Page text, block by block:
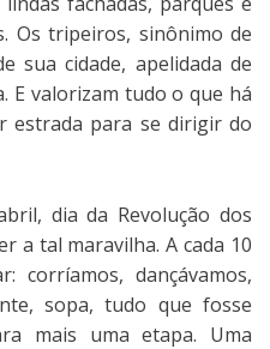
Os tripeiros, sinônimo de
sua cidade, apelidada de
E valorizam tudo o que há
estrada para se dirigir do
dia da Revolução dos
a tal maravilha. A cada 10
corríamos, dançávamos,
sopa, tudo que fosse
mais uma etapa. Uma